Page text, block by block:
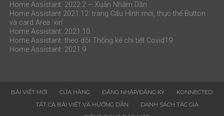
Home Assistant: 2022.2 – Xuân Nhâm Dần
Home Assistant 2021.12: trang Cấu Hình mới, thực thể Button
và card Area ‘xịn’
Home Assistant: 2021.10
Home Assistant: theo dõi Thống kê chi tiết Covid19
Home Assistant: 2021.9
BÀI VIẾT MỚI CỬA HÀNG ĐĂNG NHẬP/ĐĂNG KÝ
KONNECTED
TẤT CẢ BÀI VIẾT VÀ HƯỚNG DẪN
DANH SÁCH TÁC GIẢ